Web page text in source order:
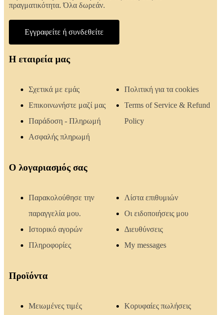
πραγματικότητα. Όλα δωρεάν.
Εγγραφείτε ή συνδεθείτε
Η εταιρεία μας
Σχετικά με εμάς
Επικοινωνήστε μαζί μας
Παράδοση - Πληρωμή
Ασφαλής πληρωμή
Πολιτική για τα cookies
Terms of Service & Refund
Policy
Ο λογαριασμός σας
Παρακολούθησε την
παραγγελία μου.
Ιστορικό αγορών
Πληροφορίες
Λίστα επιθυμιών
Οι ειδοποιήσεις μου
Διευθύνσεις
My messages
Προϊόντα
Μειωμένες τιμές Κορυφαίες πωλήσεις